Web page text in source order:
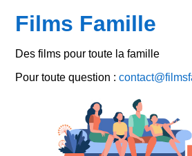
Films Famille
Des films pour toute la famille
Pour toute question :